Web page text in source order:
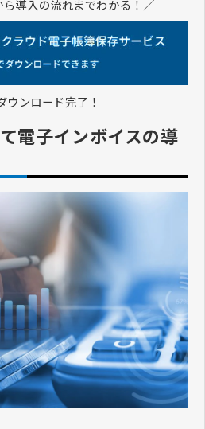
導入の流れまでわかる！／
ンロード完了！
電子インボイスの導